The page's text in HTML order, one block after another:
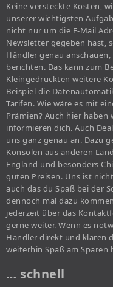
Keine versteckte Kosten,
unserer wichtigsten
nicht nur um die E-Mail
Newsletter gegeben hast,
Händler genau
berichten. Das kann zum
Kleingedruckten weitere
Beispiel die
Tarifen. Wie wäre es mit
Prämien? Auch hier
informieren dich. Auch
uns ganz genau an. Dazu
Konsolen aus anderen
England und besonders
guten Preisen. Uns ist
auch das du Spaß bei der
dennoch mal dazu
jederzeit über das
gerne weiter. Wenn es
Händler direkt und klären
weiterhin Spaß am Sparen
… schnell